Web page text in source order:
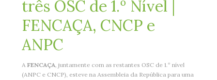
três OSC de 1.º Nível |
FENCAÇA, CNCP e
ANPC
A FENCAÇA, juntamente com as restantes OSC de 1.º nível
(ANPC e CNCP), esteve na Assembleia da República para uma